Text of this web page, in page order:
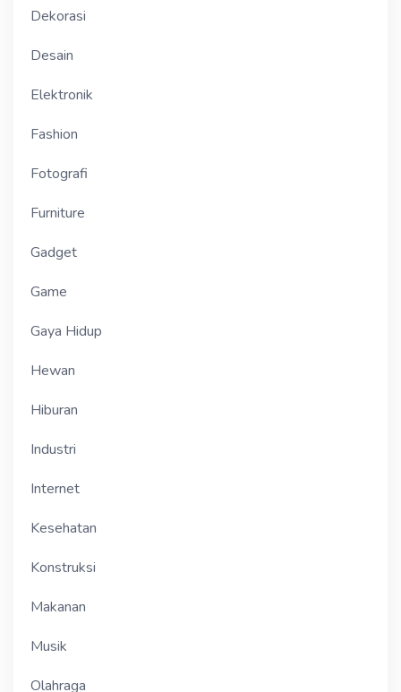
Dekorasi
Desain
Elektronik
Fashion
Fotografi
Furniture
Gadget
Game
Gaya Hidup
Hewan
Hiburan
Industri
Internet
Kesehatan
Konstruksi
Makanan
Musik
Olahraga